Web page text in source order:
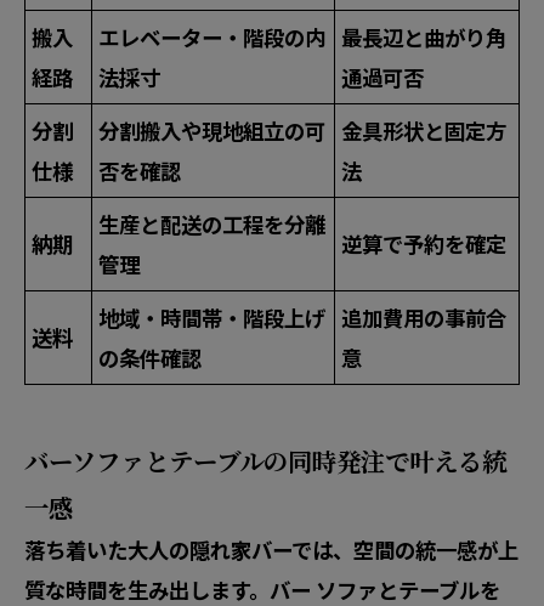
搬入
経路
エレベーター・階段の内
法採寸
最長辺と曲がり角
通過可否
分割
仕様
分割搬入や現地組立の可
否を確認
金具形状と固定方
法
納期
生産と配送の工程を分離
管理
逆算で予約を確定
送料
地域・時間帯・階段上げ
の条件確認
追加費用の事前合
意
バーソファとテーブルの同時発注で叶える統
一感
落ち着いた大人の隠れ家バーでは、空間の統一感が上
質な時間を生み出します。バー ソファとテーブルを